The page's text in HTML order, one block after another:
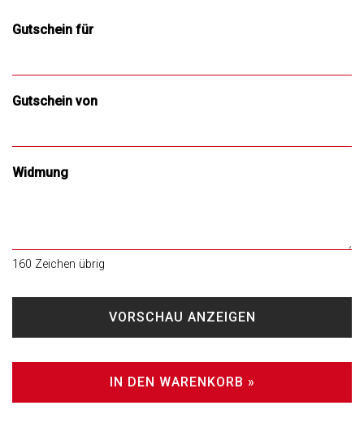
Gutschein für
Gutschein von
Widmung
160 Zeichen übrig
VORSCHAU ANZEIGEN
IN DEN WARENKORB »